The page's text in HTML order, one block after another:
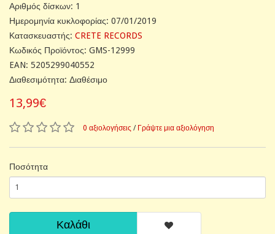
Αριθμός δίσκων: 1
Ημερομηνία κυκλοφορίας: 07/01/2019
Κατασκευαστής: CRETE RECORDS
Κωδικός Προϊόντος: GMS-12999
EAN: 5205299040552
Διαθεσιμότητα: Διαθέσιμο
13,99€
0 αξιολογήσεις / Γράψτε μια αξιολόγηση
Ποσότητα
Καλάθι